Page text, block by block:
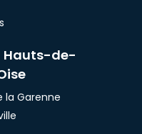
de-
la Garenne